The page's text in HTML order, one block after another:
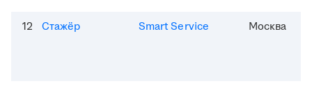
12 Стажёр Smart Service Москва